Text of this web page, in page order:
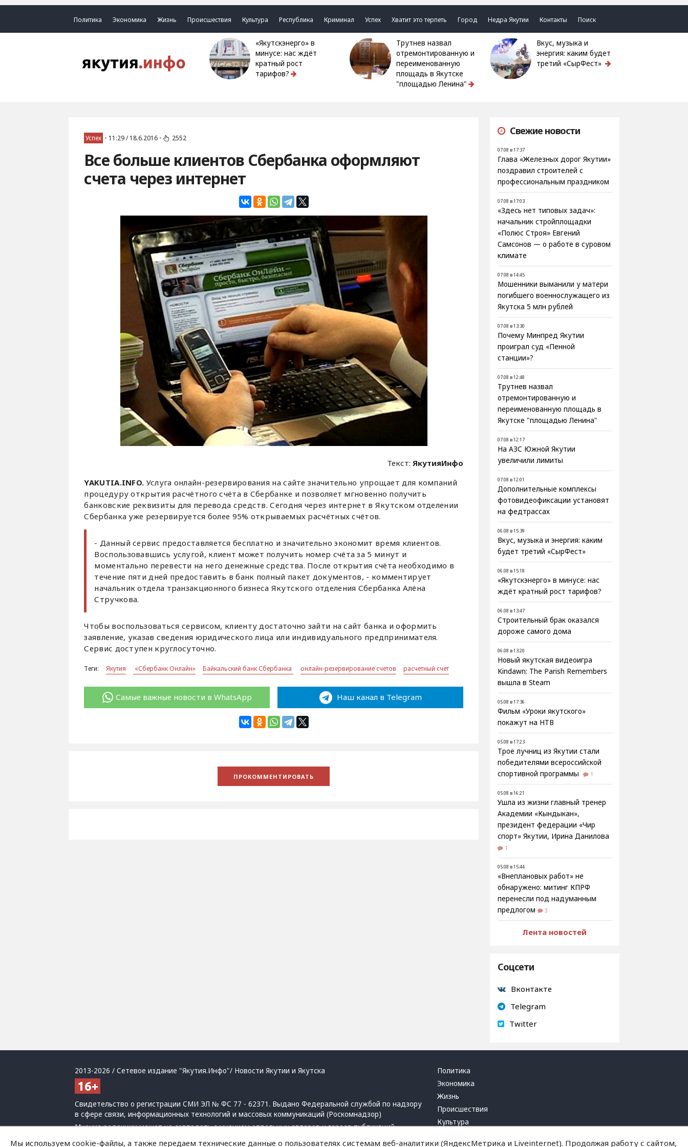
Политика Экономика Жизнь Происшествия Культура Республика Криминал Успех Хватит это терпеть Город Недра Якутии Контакты Поиск
«Якутскэнерго» в
минусе: нас ждёт
кратный рост
тарифов?
Трутнев назвал
отремонтированную и
переименованную
площадь в Якутске
"площадью Ленина"
Вкус, музыка и
энергия: каким будет
третий «СырФест»
Успех • 11:29 / 18.6.2016 • 2552
Все больше клиентов Сбербанка оформляют
счета через интернет
Текст:ЯкутияИнфо
YAKUTIA.INFO. Услуга онлайн-резервирования на сайте значительно упрощает для компаний
процедуру открытия расчётного счёта в Сбербанке и позволяет мгновенно получить
банковские реквизиты для перевода средств. Сегодня через интернет в Якутском отделении
Сбербанка уже резервируется более 95% открываемых расчётных счётов.
- Данный сервис предоставляется бесплатно и значительно экономит время клиентов.
Воспользовавшись услугой, клиент может получить номер счёта за 5 минут и
моментально перевести на него денежные средства. После открытия счёта необходимо в
течение пяти дней предоставить в банк полный пакет документов, - комментирует
начальник отдела транзакционного бизнеса Якутского отделения Сбербанка Алёна
Стручкова.
Чтобы воспользоваться сервисом, клиенту достаточно зайти на сайт банка и оформить
заявление, указав сведения юридического лица или индивидуального предпринимателя.
Сервис доступен круглосуточно.
Теги: Якутия «Сбербанк Онлайн» Байкальский банк Сбербанка онлайн-резервирование счетов расчетный счет
Самые важные новости в WhatsApp Наш канал в Telegram
Свежие новости
07.08 в 17:37
Глава «Железных дорог Якутии»
поздравил строителей с
профессиональным праздником
07.08 в 17:03
«Здесь нет типовых задач»:
начальник стройплощадки
«Полюс Строя» Евгений
Самсонов — о работе в суровом
климате
07.08 в 14:45
Мошенники выманили у матери
погибшего военнослужащего из
Якутска 5 млн рублей
07.08 в 13:30
Почему Минпред Якутии
проиграл суд «Пенной
станции»?
07.08 в 12:48
Трутнев назвал
отремонтированную и
переименованную площадь в
Якутске "площадью Ленина"
07.08 в 12:17
На АЗС Южной Якутии
увеличили лимиты
07.08 в 12:01
Дополнительные комплексы
фотовидеофиксации установят
на федтрассах
06.08 в 15:39
Вкус, музыка и энергия: каким
будет третий «СырФест»
06.08 в 15:18
«Якутскэнерго» в минусе: нас
ждёт кратный рост тарифов?
06.08 в 13:47
Строительный брак оказался
дороже самого дома
06.08 в 13:20
Новый якутская видеоигра
Kindawn: The Parish Remembers
вышла в Steam
05.08 в 17:36
Фильм «Уроки якутского»
покажут на НТВ
05.08 в 17:23
Трое лучниц из Якутии стали
победителями всероссийской
спортивной программы
1
05.08 в 16:21
Ушла из жизни главный тренер
Академии «Кындыкан»,
президент федерации «Чир
спорт» Якутии, Ирина Данилова
1
05.08 в 15:44
«Внеплановых работ» не
обнаружено: митинг КПРФ
перенесли под надуманным
предлогом
3
Лента новостей
Соцсети
Вконтакте
Telegram
Twitter
2013-2026 / Сетевое издание "Якутия.Инфо"/ Новости Якутии и Якутска
Свидетельство о регистрации СМИ ЭЛ № ФС 77 - 62371. Выдано Федеральной службой по надзору
в сфере связи, информационных технологий и массовых коммуникаций (Роскомнадзор)
Мнение редакции может не совпадать с мнением отдельных авторов и героев публикаций.
При использовании материалов обязательна активная ссылка на сайт.
Политика
Экономика
Жизнь
Происшествия
Культура
Мы используем cookie-файлы, а также передаем технические данные о пользователях системам веб-аналитики (ЯндексМетрика и Liveinternet). Продолжая работу с сайтом,